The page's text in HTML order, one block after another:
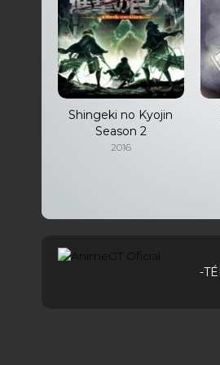
Shingeki no Kyojin
Season 2
2016
-